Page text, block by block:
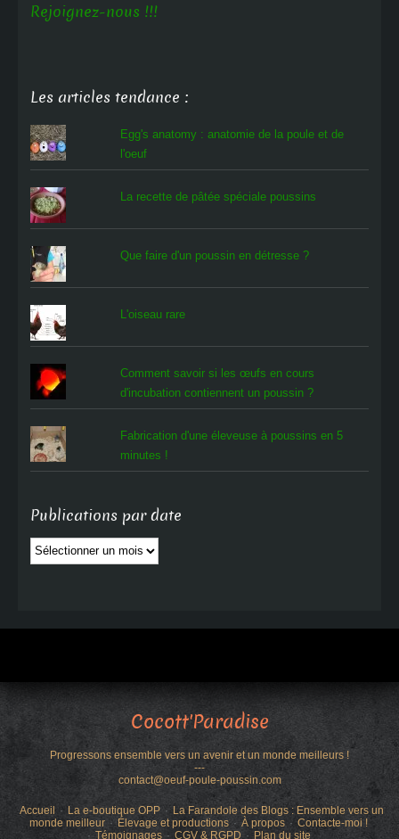
Rejoignez-nous !!!
Les articles tendance :
Egg's anatomy : anatomie de la poule et de
l'oeuf
La recette de pâtée spéciale poussins
Que faire d'un poussin en détresse ?
L'oiseau rare
Comment savoir si les œufs en cours
d'incubation contiennent un poussin ?
Fabrication d'une éleveuse à poussins en 5
minutes !
Publications par date
Publications
par
Cocott'Paradise
Progressons ensemble vers un avenir et un monde meilleurs !
---
contact@oeuf-poule-poussin.com
Accueil La e-boutique OPP
La Farandole des Blogs : Ensemble vers un
monde meilleur
Élevage et productions À propos
Contacte-moi !
Témoignages
CGV & RGPD Plan du site